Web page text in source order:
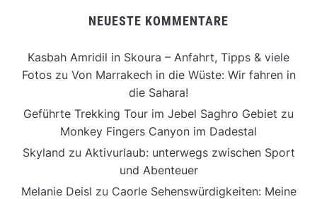
NEUESTE KOMMENTARE
Kasbah Amridil in Skoura – Anfahrt, Tipps & viele
Fotoszu Von Marrakech in die Wüste: Wir fahren in
die Sahara!
Geführte Trekking Tour im Jebel Saghro Gebiet zu
Monkey Fingers Canyon im Dadestal
Skyland zu Aktivurlaub: unterwegs zwischen Sport
und Abenteuer
Melanie Deisl zu Caorle Sehenswürdigkeiten: Meine